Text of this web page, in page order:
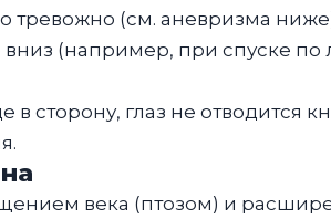
тревожно (см. аневризма
(например, при спуске по
в сторону, глаз не отводится
века (птозом) и